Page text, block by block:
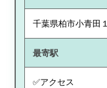
千葉県柏市小青田
最寄駅
✅アクセス